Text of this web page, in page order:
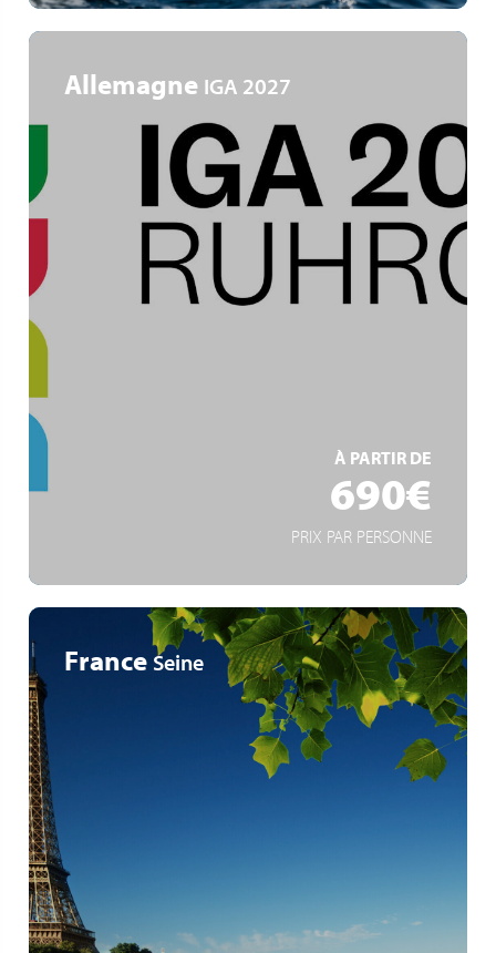
Allemagne IGA 2027
À PARTIR DE
690€
PRIX PAR PERSONNE
France Seine
Im Herzen der Geschichte von Paris